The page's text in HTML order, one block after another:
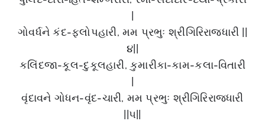
ગોવર્ધને કંદ-ફલોપહારી, મમ પ્રભુઃ શ્રીગિરિરાજધારી ||
૪||
કલિંદજા-કૂલ-દુકૂલહારી, કુમારીકા-કામ-કલા-વિતારી
વૃંદાવને ગોધન-વૃંદ-ચારી, મમ પ્રભુઃ શ્રીગિરિરાજધારી
||૫||